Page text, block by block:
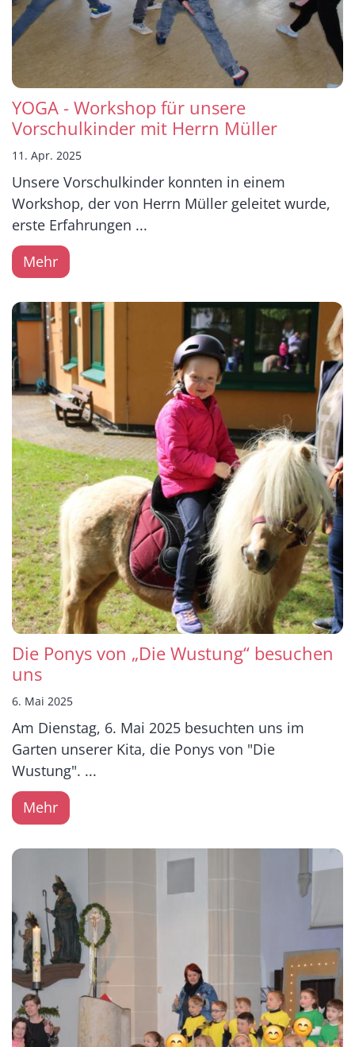
YOGA - Workshop für unsere
Vorschulkinder mit Herrn Müller
11. Apr. 2025
Unsere Vorschulkinder konnten in einem
Workshop, der von Herrn Müller geleitet wurde,
erste Erfahrungen ...
Mehr
Die Ponys von „Die Wustung“ besuchen
uns
6. Mai 2025
Am Dienstag, 6. Mai 2025 besuchten uns im
Garten unserer Kita, die Ponys von "Die
Wustung". ...
Mehr